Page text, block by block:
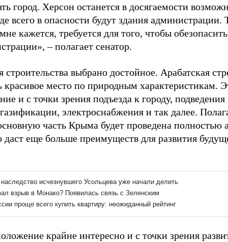
город. Херсон останется в досягаемости
всего в опасности будут здания администрации.
кажется, требуется для того, чтобы
– полагает сенатор.
строительства выбрано достойное. Арабатская
красивое место по природным характеристикам.
и с точки зрения подъезда к городу,
электроснабжения и так далее.
часть Крыма будет проведена полностью
даст еще больше преимуществ для развития
крайне интересно и с точки зрения